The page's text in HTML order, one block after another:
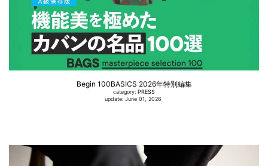
Begin 100BASICS 2026年特別編集
category: PRESS
update: June 01, 2026